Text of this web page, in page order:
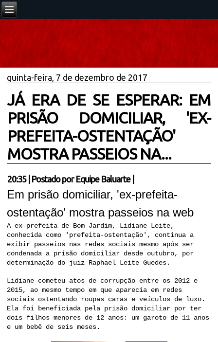
quinta-feira, 7 de dezembro de 2017
JÁ ERA DE SE ESPERAR: EM
PRISÃO DOMICILIAR, 'EX-
PREFEITA-OSTENTAÇÃO'
MOSTRA PASSEIOS NA...
20:35| Postado por Equipe Baluarte
Em prisão domiciliar, 'ex-prefeita-
ostentação' mostra passeios na web
A ex-prefeita de Bom Jardim, Lidiane Leite,
conhecida como 'prefeita-ostentação', continua a
exibir passeios nas redes sociais mesmo após ser
condenada a prisão domiciliar desde outubro, por
determinação do juiz Raphael Leite Guedes.
Lidiane cometeu atos de corrupção entre os 2012 e
2015, ao mesmo tempo em que aparecia em redes
sociais ostentando roupas caras e veículos de luxo.
Ela foi beneficiada pela prisão domiciliar por ter
dois filhos menores de 12 anos: um garoto de 11 anos
e um bebê de seis meses.